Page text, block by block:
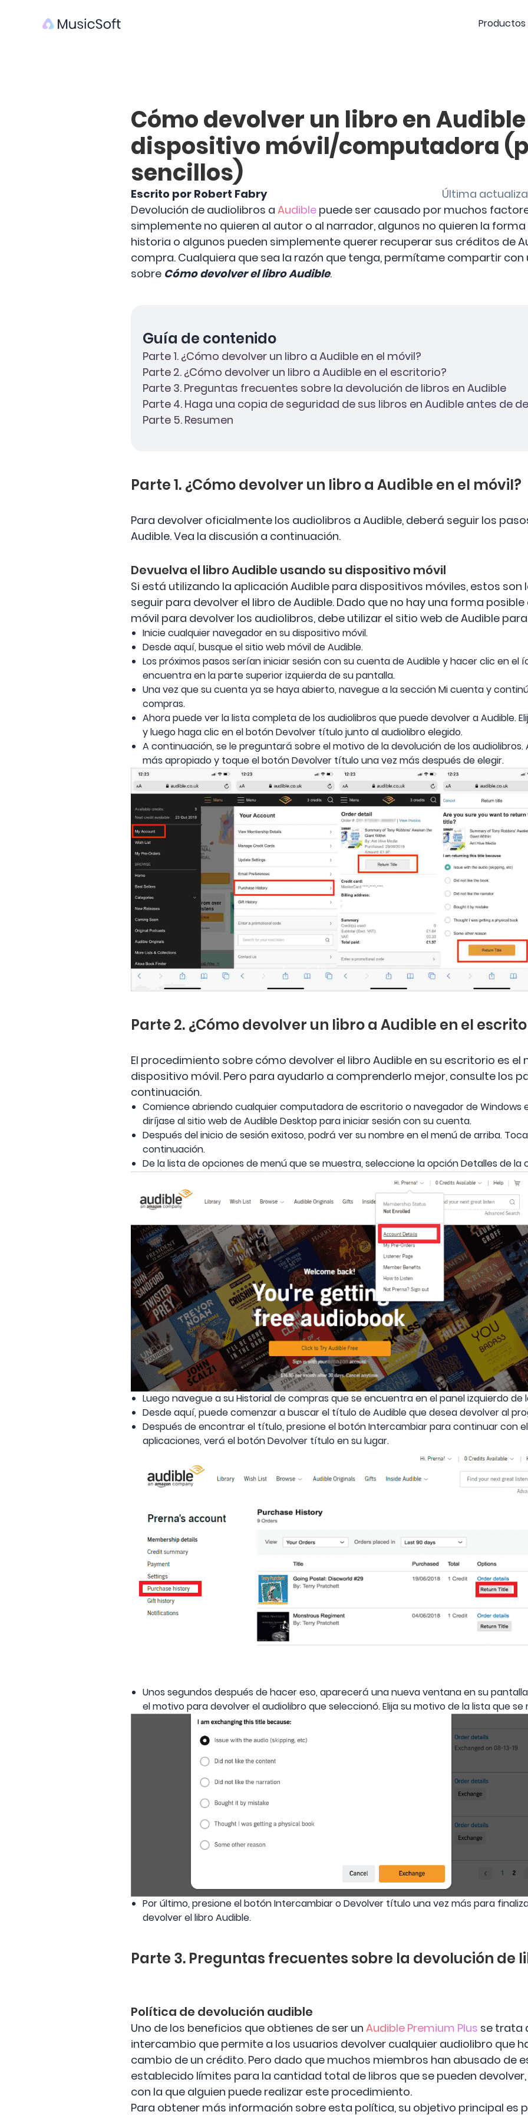
Productos
Cómo devolver un libro en
dispositivo móvil/computadora
sencillos)
Escrito por Robert Fabry
Última
Devolución de audiolibros a Audible puede ser causado por muchos
simplemente no quieren al autor o al narrador, algunos no quieren la
historia o algunos pueden simplemente querer recuperar sus créditos de
compra. Cualquiera que sea la razón que tenga, permítame compartir
sobre Cómo devolver el libro Audible.
Guía de contenido
Parte 1. ¿Cómo devolver un libro a Audible en el móvil?
Parte 2. ¿Cómo devolver un libro a Audible en el escritorio?
Parte 3. Preguntas frecuentes sobre la devolución de libros en Audible
Parte 4. Haga una copia de seguridad de sus libros en Audible antes de
Parte 5. Resumen
Parte 1. ¿Cómo devolver un libro a Audible en el móvil?
Para devolver oficialmente los audiolibros a Audible, deberá seguir los
Audible. Vea la discusión a continuación.
Devuelva el libro Audible usando su dispositivo móvil
Si está utilizando la aplicación Audible para dispositivos móviles, estos
seguir para devolver el libro de Audible. Dado que no hay una forma
móvil para devolver los audiolibros, debe utilizar el sitio web de Audible
Inicie cualquier navegador en su dispositivo móvil.
Desde aquí, busque el sitio web móvil de Audible.
Los próximos pasos serían iniciar sesión con su cuenta de Audible y hacer clic en el
encuentra en la parte superior izquierda de su pantalla.
Una vez que su cuenta ya se haya abierto, navegue a la sección Mi cuenta y
compras.
Ahora puede ver la lista completa de los audiolibros que puede devolver a Audible.
y luego haga clic en el botón Devolver título junto al audiolibro elegido.
A continuación, se le preguntará sobre el motivo de la devolución de los
más apropiado y toque el botón Devolver título una vez más después de elegir.
Parte 2. ¿Cómo devolver un libro a Audible en el
El procedimiento sobre cómo devolver el libro Audible en su escritorio es el
dispositivo móvil. Pero para ayudarlo a comprenderlo mejor, consulte los
continuación.
Comience abriendo cualquier computadora de escritorio o navegador de Windows
diríjase al sitio web de Audible Desktop para iniciar sesión con su cuenta.
Después del inicio de sesión exitoso, podrá ver su nombre en el menú de arriba.
continuación.
De la lista de opciones de menú que se muestra, seleccione la opción Detalles de la
Luego navegue a su Historial de compras que se encuentra en el panel izquierdo
Desde aquí, puede comenzar a buscar el título de Audible que desea devolver al
Después de encontrar el título, presione el botón Intercambiar para continuar con
aplicaciones, verá el botón Devolver título en su lugar.
Unos segundos después de hacer eso, aparecerá una nueva ventana en su
el motivo para devolver el audiolibro que seleccionó. Elija su motivo de la lista que se
Por último, presione el botón Intercambiar o Devolver título una vez más para
devolver el libro Audible.
Parte 3. Preguntas frecuentes sobre la devolución de
Política de devolución audible
Uno de los beneficios que obtienes de ser un Audible Premium Plus se trata
intercambio que permite a los usuarios devolver cualquier audiolibro que
cambio de un crédito. Pero dado que muchos miembros han abusado de
establecido límites para la cantidad total de libros que se pueden
con la que alguien puede realizar este procedimiento.
Para obtener más información sobre esta política, su objetivo principal es